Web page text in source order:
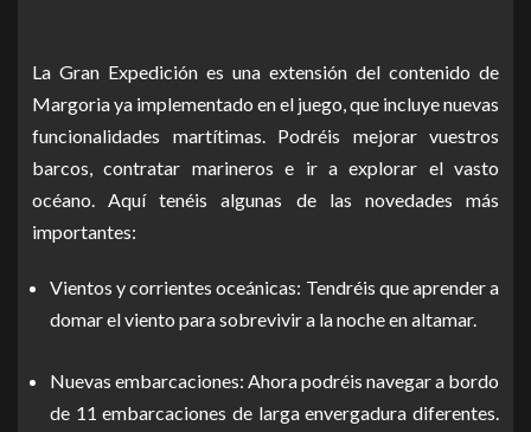
La Gran Expedición es una extensión del contenido de
Margoria ya implementado en el juego, que incluye nuevas
funcionalidades martítimas. Podréis mejorar vuestros
barcos, contratar marineros e ir a explorar el vasto
océano. Aquí tenéis algunas de las novedades más
importantes:
Vientos y corrientes oceánicas: Tendréis que aprender a
domar el viento para sobrevivir a la noche en altamar.
Nuevas embarcaciones: Ahora podréis navegar a bordo
de 11 embarcaciones de larga envergadura diferentes.